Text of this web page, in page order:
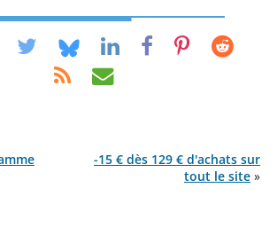
-15 € dès 129 € d'achats sur
tout le site »